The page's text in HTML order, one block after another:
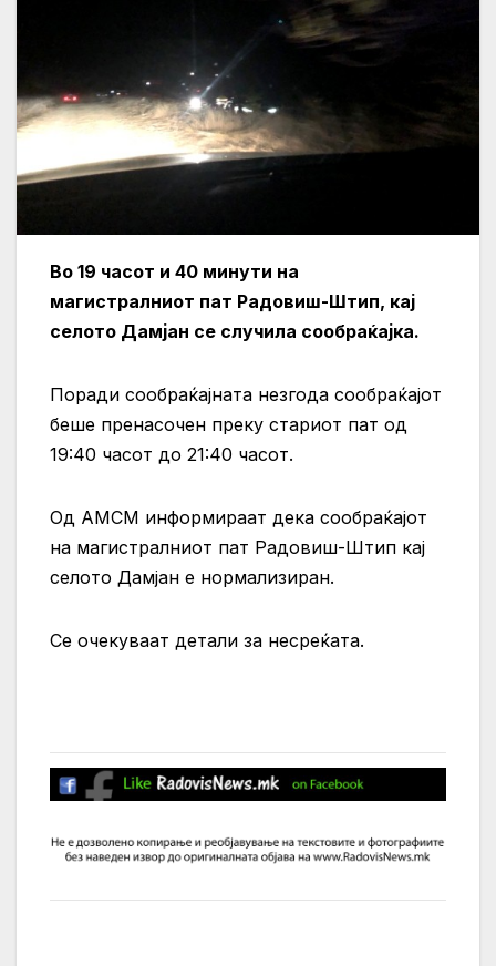
Во 19 часот и 40 минути на
магистралниот пат Радовиш-Штип, кај
селото Дамјан се случила сообраќајка.
Поради сообраќајната незгода сообраќајот
беше пренасочен преку стариот пат од
19:40 часот до 21:40 часот.
Од АМСМ информираат дека сообраќајот
на магистралниот пат Радовиш-Штип кај
селото Дамјан е нормализиран.
Се очекуваат детали за несреќата.